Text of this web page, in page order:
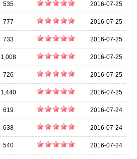
535 2016-07-25
777 2016-07-25
733 2016-07-25
1,008 2016-07-25
726 2016-07-25
1,440 2016-07-25
619 2016-07-24
638 2016-07-24
540 2016-07-24